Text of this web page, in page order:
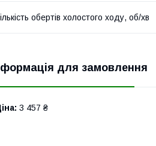
обертів холостого ходу, об/хв
для замовлення
3 457 ₴